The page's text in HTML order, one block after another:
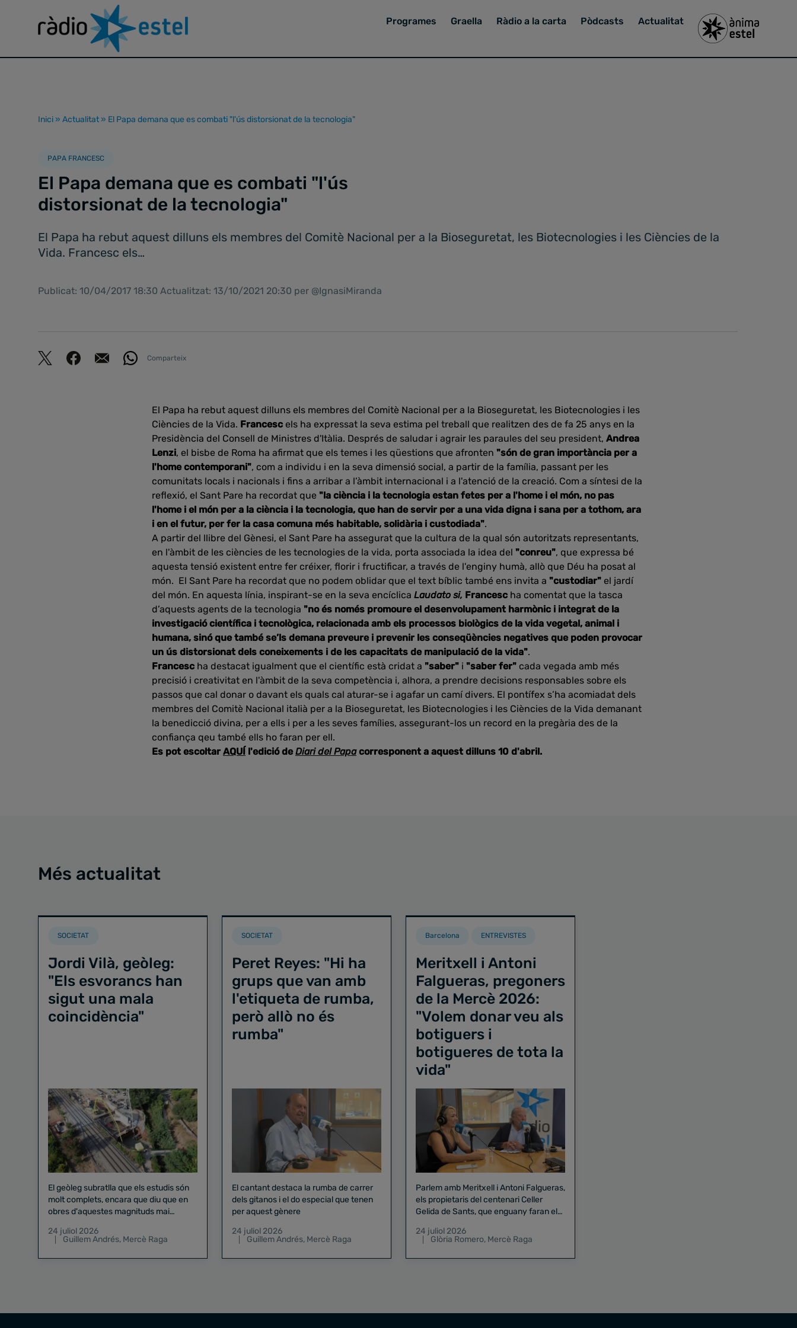
Programes Graella Ràdio a la carta Pòdcasts Actualitat
Inici » Actualitat » El Papa demana que es combati "l'ús distorsionat de la tecnologia"
PAPA FRANCESC
El Papa demana que es combati "l'ús
distorsionat de la tecnologia"
El Papa ha rebut aquest dilluns els membres del Comitè Nacional per a la Bioseguretat, les Biotecnologies i les Ciències de la
Vida. Francesc els…
Publicat: 10/04/2017 18:30 Actualitzat: 13/10/2021 20:30 per @IgnasiMiranda
Comparteix
El Papa ha rebut aquest dilluns els membres del Comitè Nacional per a la Bioseguretat, les Biotecnologies i les
Ciències de la Vida. Francesc els ha expressat la seva estima pel treball que realitzen des de fa 25 anys en la
Presidència del Consell de Ministres d'Itàlia. Després de saludar i agrair les paraules del seu president, Andrea
Lenzi, el bisbe de Roma ha afirmat que els temes i les qüestions que afronten "són de gran importància per a
l'home contemporani", com a individu i en la seva dimensió social, a partir de la família, passant per les
comunitats locals i nacionals i fins a arribar a l’àmbit internacional i a l'atenció de la creació. Com a síntesi de la
reflexió, el Sant Pare ha recordat que "la ciència i la tecnologia estan fetes per a l'home i el món, no pas
l'home i el món per a la ciència i la tecnologia, que han de servir per a una vida digna i sana per a tothom, ara
i en el futur, per fer la casa comuna més habitable, solidària i custodiada".
A partir del llibre del Gènesi, el Sant Pare ha assegurat que la cultura de la qual són autoritzats representants,
en l'àmbit de les ciències de les tecnologies de la vida, porta associada la idea del "conreu", que expressa bé
aquesta tensió existent entre fer créixer, florir i fructificar, a través de l'enginy humà, allò que Déu ha posat al
món. El Sant Pare ha recordat que no podem oblidar que el text bíblic també ens invita a "custodiar" el jardí
del món. En aquesta línia, inspirant-se en la seva encíclica Laudato si, Francesc ha comentat que la tasca
d’aquests agents de la tecnologia "no és només promoure el desenvolupament harmònic i integrat de la
investigació científica i tecnològica, relacionada amb els processos biològics de la vida vegetal, animal i
humana, sinó que també se’ls demana preveure i prevenir les conseqüències negatives que poden provocar
un ús distorsionat dels coneixements i de les capacitats de manipulació de la vida".
Francesc ha destacat igualment que el científic està cridat a "saber" i "saber fer" cada vegada amb més
precisió i creativitat en l'àmbit de la seva competència i, alhora, a prendre decisions responsables sobre els
passos que cal donar o davant els quals cal aturar-se i agafar un camí divers. El pontífex s’ha acomiadat dels
membres del Comitè Nacional italià per a la Bioseguretat, les Biotecnologies i les Ciències de la Vida demanant
la benedicció divina, per a ells i per a les seves famílies, assegurant-los un record en la pregària des de la
confiança qeu també ells ho faran per ell.
Es pot escoltar AQUÍ l'edició deDiari del Papacorresponent a aquest dilluns 10 d'abril.
Més actualitat
SOCIETAT
Jordi Vilà, geòleg:
"Els esvorancs han
sigut una mala
coincidència"
El geòleg subratlla que els estudis són
molt complets, encara que diu que en
obres d'aquestes magnituds mai
24 juliol 2026
Guillem Andrés, Mercè Raga
SOCIETAT
Peret Reyes: "Hi ha
grups que van amb
l'etiqueta de rumba,
però allò no és
rumba"
El cantant destaca la rumba de carrer
dels gitanos i el do especial que tenen
per aquest gènere
24 juliol 2026
Guillem Andrés, Mercè Raga
Barcelona ENTREVISTES
Meritxell i Antoni
Falgueras, pregoners
de la Mercè 2026:
"Volem donar veu als
botiguers i
botigueres de tota la
vida"
Parlem amb Meritxell i Antoni Falgueras,
els propietaris del centenari Celler
Gelida de Sants, que enguany faran el
24 juliol 2026
Glòria Romero, Mercè Raga